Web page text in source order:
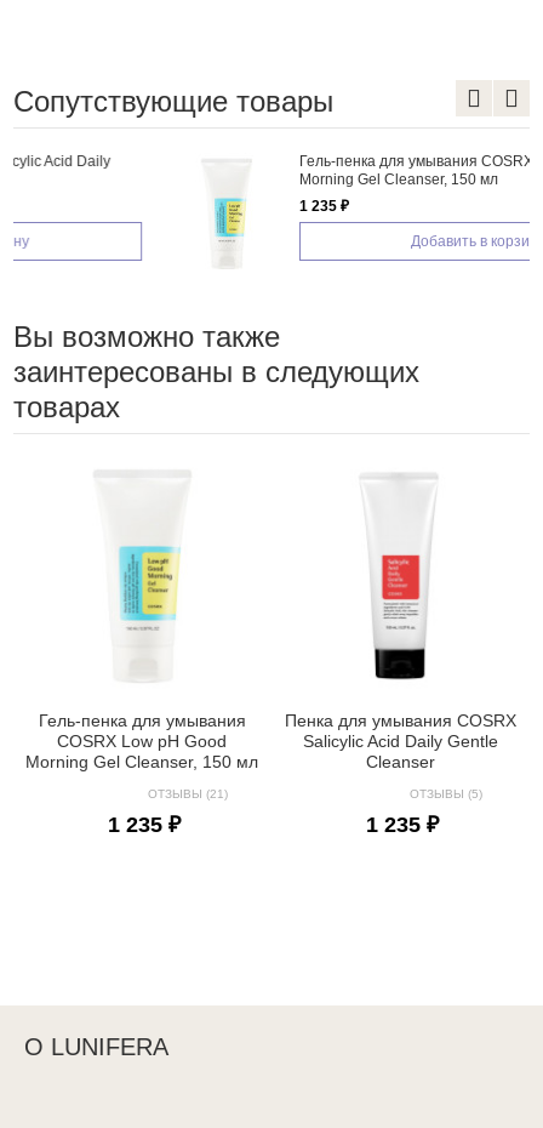
Сопутствующие товары
Гель-пенка для умывания COSRX Low pH Good
Morning Gel Cleanser, 150 мл
Вы возможно также
заинтересованы в следующих
товарах
Гель-пенка для умывания
COSRX Low pH Good
Morning Gel Cleanser, 150 мл
ОТЗЫВЫ (21)
1 235 ₽
Пенка для умывания COSRX
Salicylic Acid Daily Gentle
Cleanser
ОТЗЫВЫ (5)
1 235 ₽
О LUNIFERA